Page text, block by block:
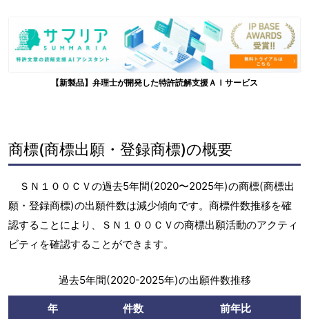
【新製品】弁理士が開発した特許読解支援ＡＩサービス
商標(商標出願・登録商標)の概要
ＳＮ１００ＣＶの過去5年間(2020〜2025年)の商標(商標出
願・登録商標)の出願件数は減少傾向です。商標件数推移を確
認することにより、ＳＮ１００ＣＶの商標出願活動のアクティ
ビティを確認することができます。
過去5年間(2020-2025年)の出願件数推移
年 件数
前年比